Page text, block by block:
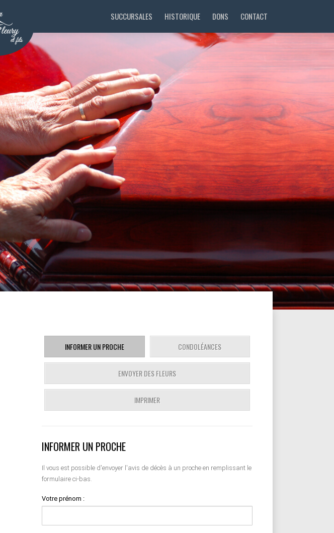
SUCCURSALES HISTORIQUE DONS CONTACT
INFORMER UN PROCHE CONDOLÉANCES
ENVOYER DES FLEURS
IMPRIMER
INFORMER UN PROCHE
Il vous est possible d'envoyer l'avis de décès à un proche en remplissant le
formulaire ci-bas.
Votre prénom :